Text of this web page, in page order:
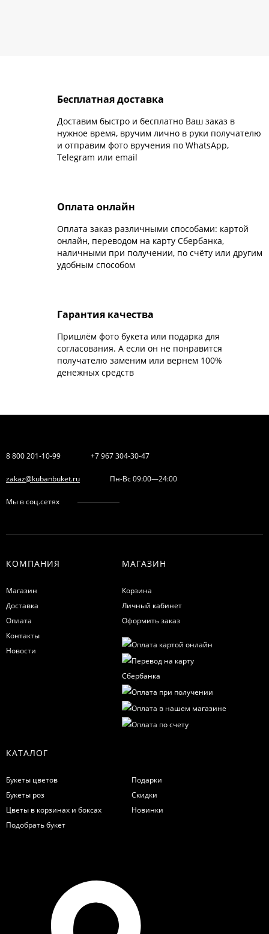
Бесплатная доставка
Доставим быстро и бесплатно Ваш заказ в
нужное время, вручим лично в руки получателю
и отправим фото вручения по WhatsApp,
Telegram или email
Оплата онлайн
Оплата заказ различными способами: картой
онлайн, переводом на карту Сбербанка,
наличными при получении, по счёту или другим
удобным способом
Гарантия качества
Пришлём фото букета или подарка для
согласования. А если он не понравится
получателю заменим или вернем 100%
денежных средств
8 800 201-10-99 +7 967 304-30-47
zakaz@kubanbuket.ru Пн-Вс 09:00—24:00
Мы в соц.сетях
КОМПАНИЯ
Магазин
Доставка
Оплата
Контакты
Новости
МАГАЗИН
Корзина
Личный кабинет
Оформить заказ
КАТАЛОГ
Букеты цветов
Букеты роз
Цветы в корзинах и боксах
Подобрать букет
Подарки
Скидки
Новинки